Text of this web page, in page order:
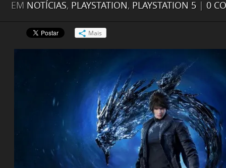
EM NOTÍCIAS, PLAYSTATION, PLAYSTATION 5 0
Mais